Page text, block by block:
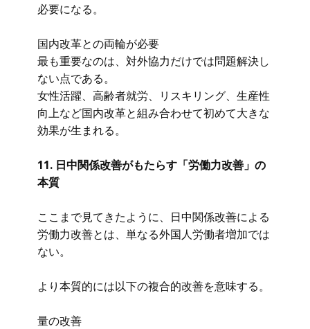
必要になる。
国内改革との両輪が必要
最も重要なのは、対外協力だけでは問題解決し
ない点である。
女性活躍、高齢者就労、リスキリング、生産性
向上など国内改革と組み合わせて初めて大きな
効果が生まれる。
11. 日中関係改善がもたらす「労働力改善」の
本質
ここまで見てきたように、日中関係改善による
労働力改善とは、単なる外国人労働者増加では
ない。
より本質的には以下の複合的改善を意味する。
量の改善